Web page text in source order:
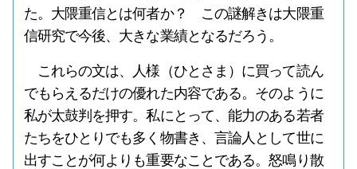
た。大隈重信とは何者か？ この謎解きは大隈重
信研究で今後、大きな業績となるだろう。
これらの文は、人様（ひとさま）に買って読ん
でもらえるだけの優れた内容である。そのように
私が太鼓判を押す。私にとって、能力のある若者
たちをひとりでも多く物書き、言論人として世に
出すことが何よりも重要なことである。怒鳴り散